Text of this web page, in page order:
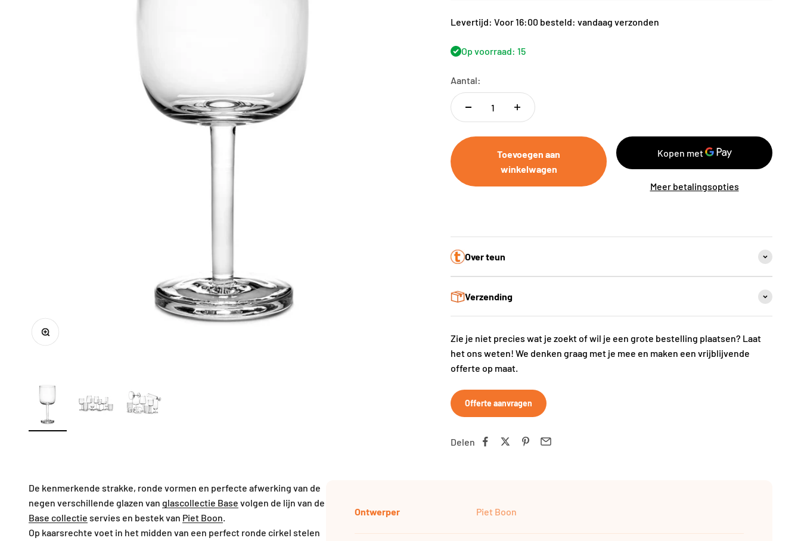
In-/uitzoomen
Levertijd: Voor 16:00 besteld: vandaag verzonden
Op voorraad: 15
Aantal:
Toevoegen aan
winkelwagen
Meer betalingsopties
Over teun
Verzending
Zie je niet precies wat je zoekt of wil je een grote bestelling plaatsen? Laat
het ons weten! We denken graag met je mee en maken een vrijblijvende
offerte op maat.
Offerte aanvragen
Delen
De kenmerkende strakke, ronde vormen en perfecte afwerking van de
negen verschillende glazen van glascollectie Base volgen de lijn van de
Base collectie servies en bestek van Piet Boon.
Op kaarsrechte voet in het midden van een perfect ronde cirkel stelen
Ontwerper Piet Boon